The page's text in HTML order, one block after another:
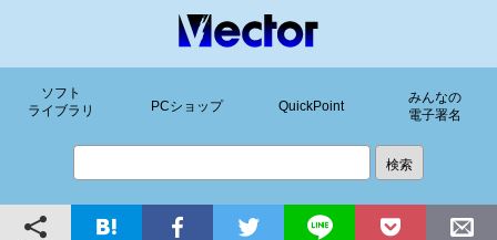
ソフト
ライブラリ
PCショップ QuickPoint
みんなの
電子署名